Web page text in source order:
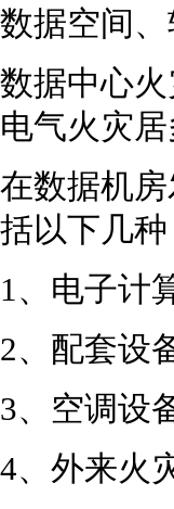
数据空间
数据中心
电气火灾
在数据机
括以下几种
1、电子计
2、配套设
3、空调设
4、外来火